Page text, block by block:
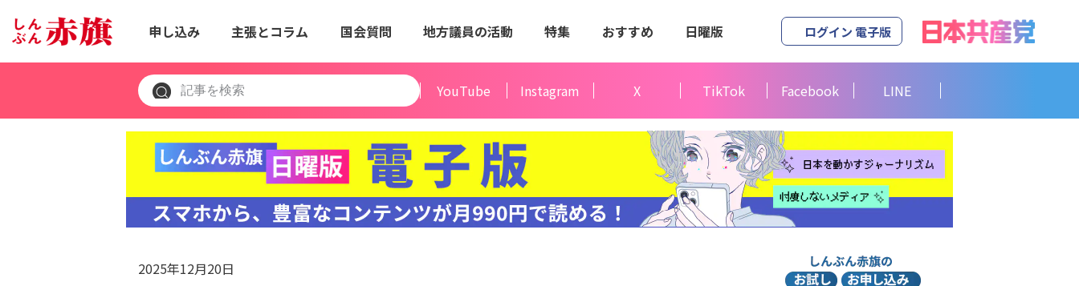
申し込み 主張とコラム 国会質問 地方議員の活動 特集 おすすめ 日曜版 ログイン 電子版
YouTube Instagram X TikTok Facebook LINE
2025年12月20日